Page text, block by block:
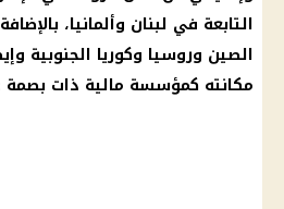
التابعة في لبنان وألمانيا،
الصين وروسيا وكوريا الجنوبية
مكانته كمؤسسة مالية ذات بصمة